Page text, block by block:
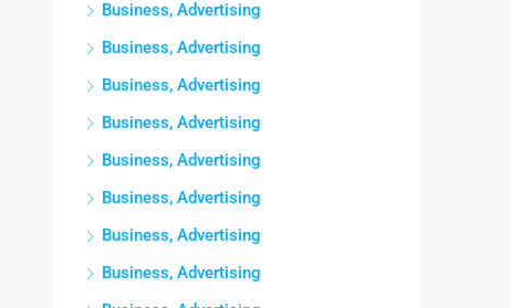
Business, Advertising
Business, Advertising
Business, Advertising
Business, Advertising
Business, Advertising
Business, Advertising
Business, Advertising
Business, Advertising